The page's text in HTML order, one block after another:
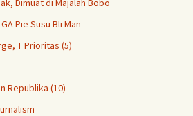
Dimuat di Majalah Bobo
Pie Susu Bli Man
T Prioritas (5)
Republika (10)